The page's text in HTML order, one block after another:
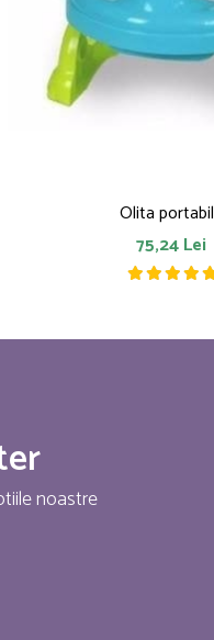
Olita
75,24 Lei
noastre